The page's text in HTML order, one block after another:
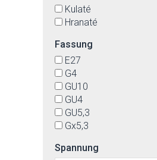
Kulaté
Hranaté
Fassung
E27
G4
GU10
GU4
GU5,3
Gx5,3
Spannung